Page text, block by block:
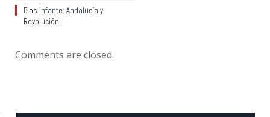
Blas Infante: Andalucía y
Revolución.
Comments are closed.